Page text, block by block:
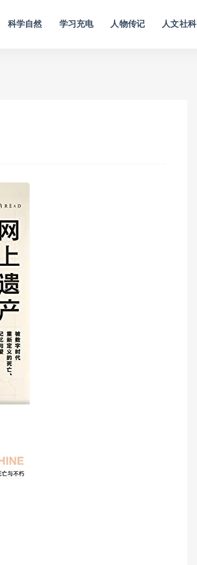
科学自然 学习充电 人物传记 人文社科